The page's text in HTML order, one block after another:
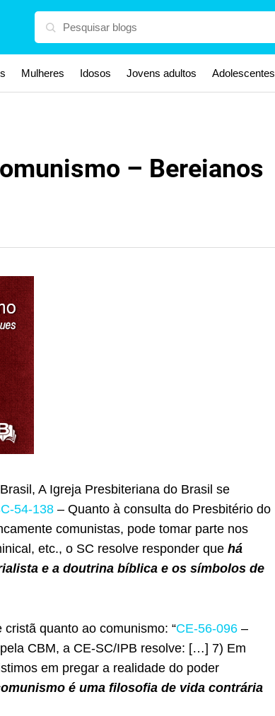
Mulheres Idosos Jovens adultos Adolescentes
– Bereianos
A Igreja Presbiteriana do Brasil se
54-138 – Quanto à consulta do Presbitério do
comunistas, pode tomar parte nos
etc., o SC resolve responder que há
e a doutrina bíblica e os símbolos de
quanto ao comunismo: “CE-56-096 –
CBM, a CE-SC/IPB resolve: […] 7) Em
em pregar a realidade do poder
é uma filosofia de vida contrária